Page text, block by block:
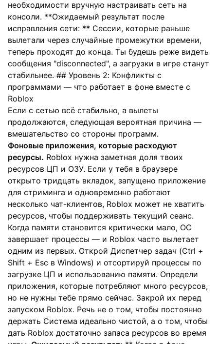
необходимости вручную настраивать сеть на
консоли. **Ожидаемый результат после
исправления сети: ** Сессии, которые раньше
вылетали через случайные промежутки времени,
теперь проходят до конца. Ты будешь реже видеть
сообщения "disconnected", а загрузки в игре станут
стабильнее. ## Уровень 2: Конфликты с
программами — что работает в фоне вместе с
Roblox
Если с сетью всё стабильно, а вылеты
продолжаются, следующая вероятная причина —
вмешательство со стороны программ.
Фоновые приложения, которые расходуют
ресурсы. Roblox нужна заметная доля твоих
ресурсов ЦП и ОЗУ. Если у тебя в браузере
открыто тридцать вкладок, запущено приложение
для стриминга и одновременно работают
несколько чат-клиентов, Roblox может не хватить
ресурсов, чтобы поддерживать текущий сеанс.
Когда памяти становится критически мало, ОС
завершает процессы — и Roblox часто вылетает
одним из первых. Открой Диспетчер задач (Ctrl +
Shift + Esc в Windows) и отсортируй процессы по
загрузке ЦП и использованию памяти. Определи
приложения, которые потребляют много ресурсов,
но не нужны тебе прямо сейчас. Закрой их перед
запуском Roblox. Речь не о том, чтобы постоянно
держать Система идеально чистой, а о том, чтобы
дать Roblox достаточно запаса ресурсов во время